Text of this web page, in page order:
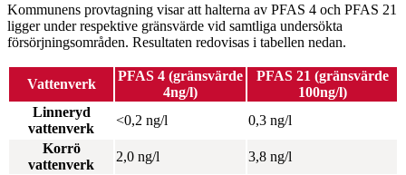
Kommunens provtagning visar att halterna av PFAS 4 och PFAS 21
ligger under respektive gränsvärde vid samtliga undersökta
försörjningsområden. Resultaten redovisas i tabellen nedan.
Vattenverk
PFAS 4 (gränsvärde
4ng/l)
PFAS 21 (gränsvärde
100ng/l)
Linneryd
vattenverk
<0,2 ng/l
0,3 ng/l
Korrö
vattenverk
2,0 ng/l
3,8 ng/l